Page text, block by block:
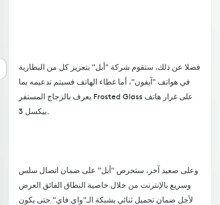
فضلا عن ذلك، ستقوم شركة "أبل" بتعزيز كل من البطارية
في هواتف "آيفون"، أما غطاء الهاتف فسيتم تدعيمه بما
يعرف بالزجاج المسنفر Frosted Glass على غرار هاتف
بيكسل 3.
وعلى صعيد آخر، ستحرص "أبل" على ضمان اتصال سلس
وسريع بالإنترنت من خلال خاصية النطاق الفائق العرض
لأجل ضمان تحميل ثنائي بشبكة الـ"واي فاي" حتى يكون